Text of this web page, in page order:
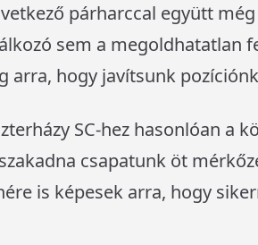
párharccal együtt
sem a megoldhatatlan
arra, hogy javítsunk
SC-hez hasonlóan a
csapatunk öt
is képesek arra, hogy